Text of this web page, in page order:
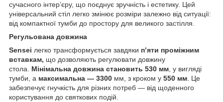
сучасного інтер’єру, що поєднує зручність і естетику. Цей
універсальний стіл легко змінює розміри залежно від ситуації:
від компактної тумби до простору для великого застілля.
Регульована довжина
Sensei легко трансформується завдяки п’яти проміжним
вставкам, що дозволяють регулювати довжину
стола. Мінімальна довжина становить 530 мм , у вигляді
тумби, а максимальна — 3300 мм, з кроком у 550 мм . Це
забезпечує гнучкість для різних потреб — від щоденного
користування до святкових подій.